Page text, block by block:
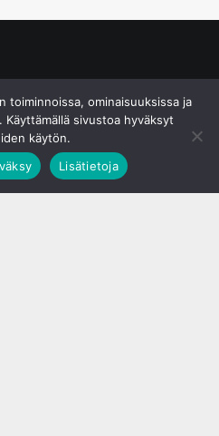
toiminnoissa, ominaisuuksissa ja
sivustoa hyväksyt
käytön.
Lisätietoja